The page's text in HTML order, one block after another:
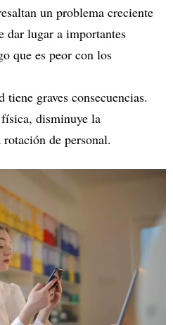
un problema creciente
dar lugar a importantes
que es peor con los
tiene graves consecuencias.
disminuye la
de personal.